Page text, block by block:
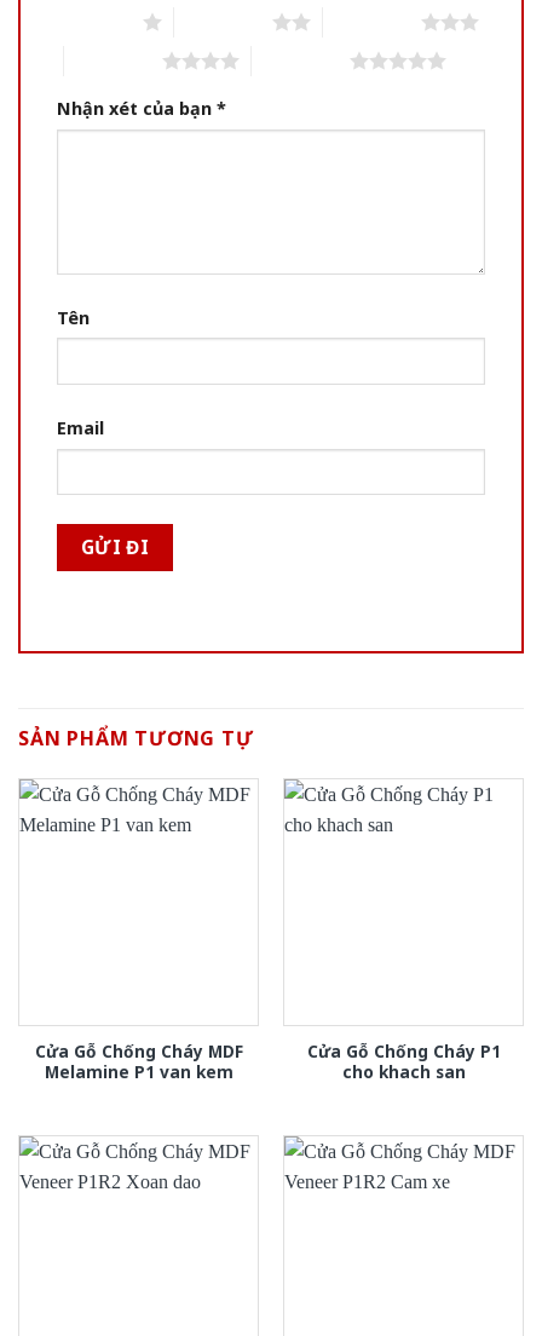
Nhận xét của bạn *
Tên
Email
SẢN PHẨM TƯƠNG TỰ
Cửa Gỗ Chống Cháy MDF
Melamine P1 van kem
Cửa Gỗ Chống Cháy P1
cho khach san